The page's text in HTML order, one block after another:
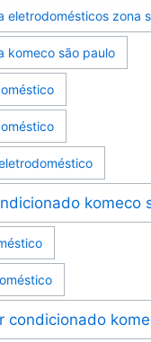
eletrodomésticos zona
komeco são paulo
komeco
condicionado